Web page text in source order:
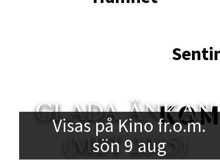
GLADA ÄNKAN
(MET 2015)
Visas på Kino fr.o.m.
sön 9 aug